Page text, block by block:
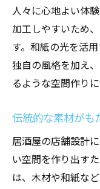
人々に心地よい体
加工しやすいため
す。和紙の光を活
独自の風格を加え
るような空間作りに
伝統的な素材がも
居酒屋の店舗設計
い空間を作り出す
は、木材や和紙な